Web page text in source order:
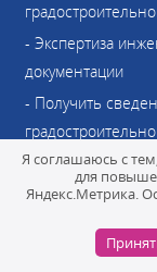
- Экспертиза
документации
- Получить
-
- Правила
- Калькулятор
Я соглашаюсь с
для
Яндекс.Метрика.